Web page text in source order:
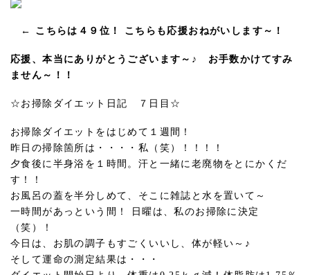
← こちらは４９位！ こちらも応援おねがいします～！
応援、本当にありがとうございます～♪ お手数かけてすみ
ません～！！
☆お掃除ダイエット日記 ７日目☆
お掃除ダイエットをはじめて１週間！
昨日の掃除箇所は・・・・私（笑）！！！！
夕食後に半身浴を１時間。汗と一緒に老廃物をとにかくだ
す！！
お風呂の蓋を半分しめて、そこに雑誌と水を置いて～
一時間があっという間！ 日曜は、私のお掃除に決定
（笑）！
今日は、お肌の調子もすごくいいし、体が軽い～♪
そして運命の測定結果は・・・